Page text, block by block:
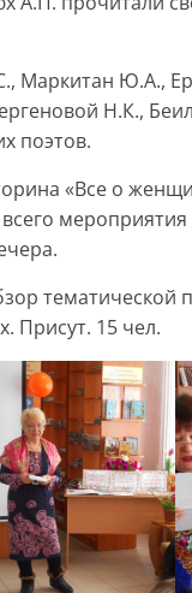
Маркитан Ю.А.,
Н.К.,
поэтов.
«Все о
тематической
Присут. 15 чел.